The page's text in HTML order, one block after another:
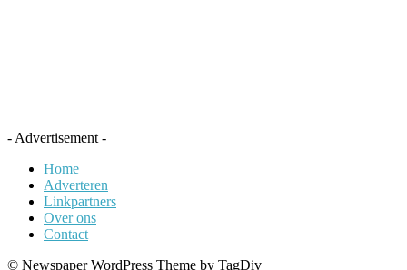
- Advertisement -
Home
Adverteren
Linkpartners
Over ons
Contact
© Newspaper WordPress Theme by TagDiv